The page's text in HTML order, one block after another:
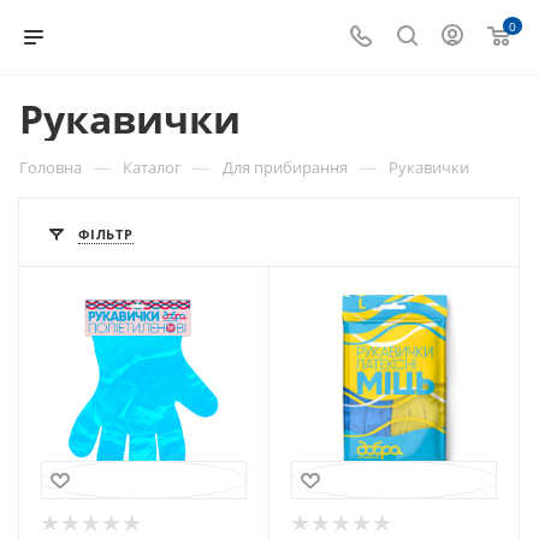
0
Рукавички
Головна — Каталог — Для прибирання — Рукавички
ФІЛЬТР